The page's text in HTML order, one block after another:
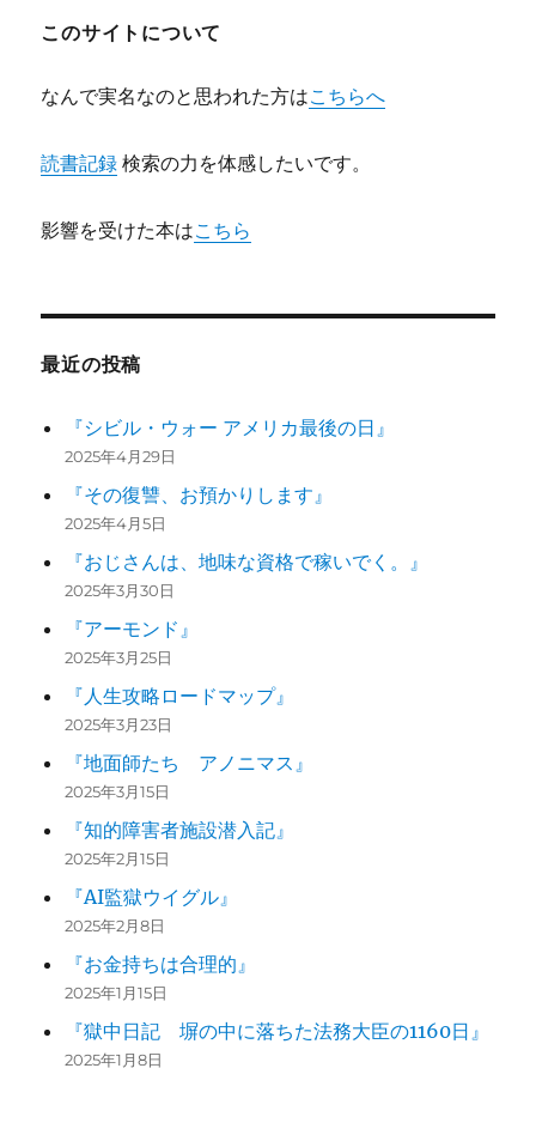
このサイトについて
なんで実名なのと思われた方はこちらへ
読書記録 検索の力を体感したいです。
影響を受けた本はこちら
最近の投稿
『シビル・ウォー アメリカ最後の日』
2025年4月29日
『その復讐、お預かりします』
2025年4月5日
『おじさんは、地味な資格で稼いでく。』
2025年3月30日
『アーモンド』
2025年3月25日
『人生攻略ロードマップ』
2025年3月23日
『地面師たち アノニマス』
2025年3月15日
『知的障害者施設潜入記』
2025年2月15日
『AI監獄ウイグル』
2025年2月8日
『お金持ちは合理的』
2025年1月15日
『獄中日記 塀の中に落ちた法務大臣の1160日』
2025年1月8日